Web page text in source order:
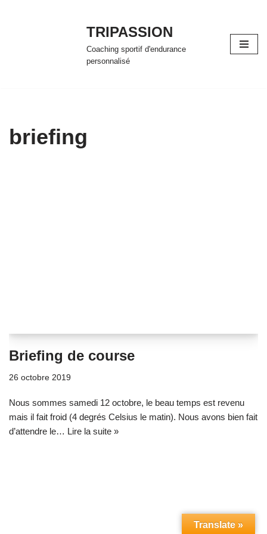
TRIPASSION
Coaching sportif d'endurance
personnalisé
briefing
Briefing de course
26 octobre 2019
Nous sommes samedi 12 octobre, le beau temps est revenu
mais il fait froid (4 degrés Celsius le matin). Nous avons bien fait
d’attendre le… Lire la suite »
Translate »